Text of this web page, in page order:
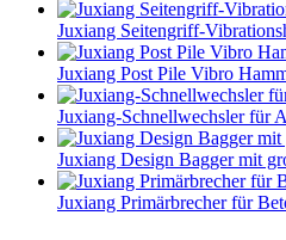
Juxiang Seitengriff-
Juxiang Post Pile Vibro
Juxiang-Schnellwechsler für
Juxiang Design Bagger mit
Juxiang Primärbrecher für